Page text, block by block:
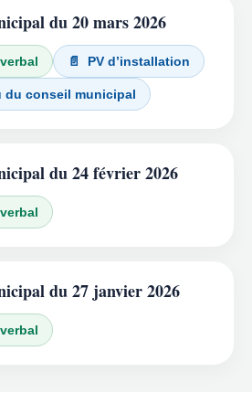
du 20 mars 2026
📄 PV d’installation
du conseil municipal
du 24 février 2026
du 27 janvier 2026